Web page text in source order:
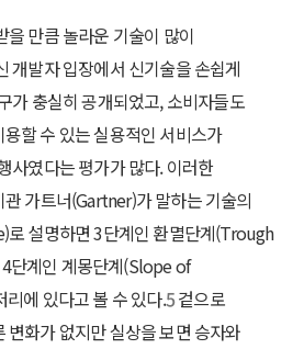
을 만큼 놀라운 기술이 많이
개발자 입장에서 신기술을 손쉽게
가 충실히 공개되었고, 소비자들도
할 수 있는 실용적인 서비스가
사였다는 평가가 많다. 이러한
가트너(Gartner)가 말하는 기술의
로 설명하면 3단계인 환멸단계(Trough
계인 계몽단계(Slope of
에 있다고 볼 수 있다.5겉으로
변화가 없지만 실상을 보면 승자와